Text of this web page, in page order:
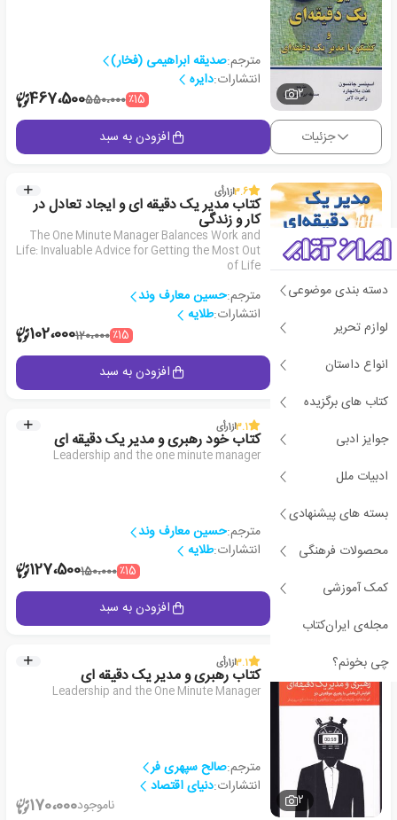
دسته بندی موضوعی
لوازم تحریر
انواع داستان
کتاب های برگزیده
جوایز ادبی
ادبیات ملل
بسته های پیشنهادی
محصولات فرهنگی
کمک آموزشی
مجله‌ی ایران‌کتاب
چی بخونم؟
2
مترجم:صدیقه ابراهیمی (فخار)
انتشارات:دایره
٪15550،000467،500
جزئیات افزودن به سبد
3.6از1رأی
کتاب مدیر یک دقیقه ای و ایجاد تعادل در
کار و زندگی
The One Minute Manager Balances Work and
Life: Invaluable Advice for Getting the Most Out
of Life
مترجم:حسین معارف وند
انتشارات:طلایه
٪15120،000102،000
جزئیات افزودن به سبد
3.1از1رأی
کتاب خود رهبری و مدیر یک دقیقه ای
Leadership and the one minute manager
مترجم:حسین معارف وند
انتشارات:طلایه
٪15150،000127،500
افزودن به سبد
2
3.1از1رأی
کتاب رهبری و مدیر یک دقیقه ای
Leadership and the One Minute Manager
مترجم:صالح سپهری فر
انتشارات:دنیای اقتصاد
ناموجود170،000